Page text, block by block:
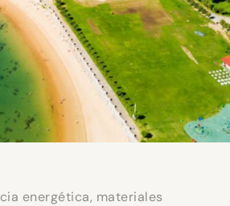
energética, materiales